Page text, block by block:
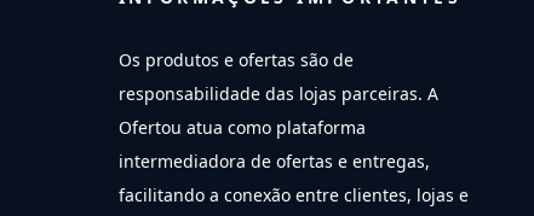
Os produtos e ofertas são de
responsabilidade das lojas parceiras. A
Ofertou atua como plataforma
intermediadora de ofertas e entregas,
facilitando a conexão entre clientes, lojas e